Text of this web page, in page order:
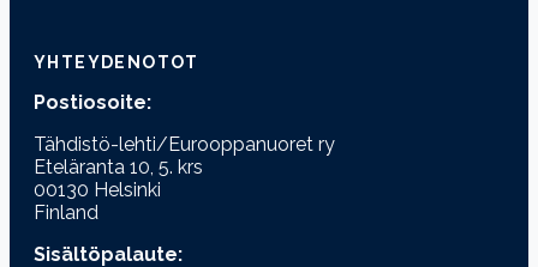
YHTEYDENOTOT
Postiosoite:
Tähdistö-lehti/Eurooppanuoret ry
Eteläranta 10, 5. krs
00130 Helsinki
Finland
Sisältöpalaute: